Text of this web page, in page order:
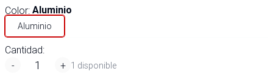
Color: Aluminio
Aluminio
Cantidad:
-
+ 1 disponible